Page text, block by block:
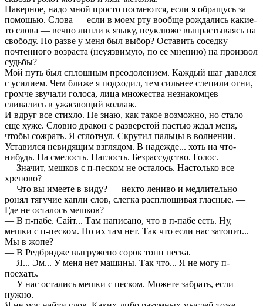
Наверное, надо мной просто посмеются, если я обращусь за
помощью. Слова — если в моем рту вообще рождались какие-
то слова — вечно липли к языку, неуклюже выпрастываясь на
свободу. Но разве у меня был выбор? Оставить соседку
почтенного возраста (неуязвимую, по ее мнению) на произвол
судьбы?
Мой путь был сплошным преодолением. Каждый шаг давался
с усилием. Чем ближе я подходил, тем сильнее слепили огни,
громче звучали голоса, лица множества незнакомцев
сливались в ужасающий коллаж.
И вдруг все стихло. Не знаю, как такое возможно, но стало
еще хуже. Словно дракон с разверстой пастью ждал меня,
чтобы сожрать. Я сглотнул. Скрутил пальцы в волнении.
Уставился невидящим взглядом. В надежде... хоть на что-
нибудь. На смелость. Наглость. Безрассудство. Голос.
— Значит, мешков с п-песком не осталось. Настолько все
хреново?
— Что вы имеете в виду? — некто лениво и медлительно
ронял тягучие капли слов, слегка расплющивая гласные. —
Где не осталось мешков?
— В п-пабе. Сайт... Там написано, что в п-пабе есть. Ну,
мешки с п-песком. Но их там нет. Так что если нас затопит...
Мы в жопе?
— В Редбридже выгружено сорок тонн песка.
— Я... Эм... У меня нет машины. Так что... Я не могу п-
поехать.
— У нас остались мешки с песком. Можете забрать, если
нужно.